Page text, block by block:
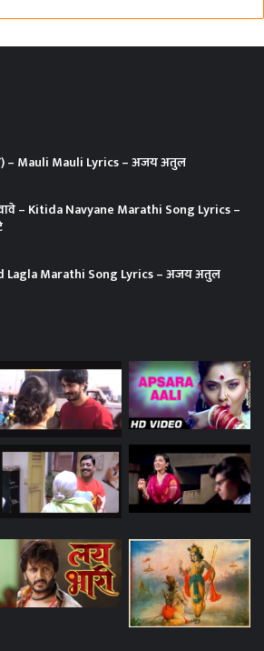
– Mauli Mauli Lyrics – अजय अतुल
– Kitida Navyane Marathi Song Lyrics –
Lagla Marathi Song Lyrics – अजय अतुल